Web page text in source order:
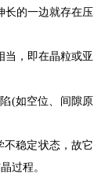
长的一边就存在压
当，即在晶粒或亚
(如空位、间隙原
不稳定状态，故它
过程。